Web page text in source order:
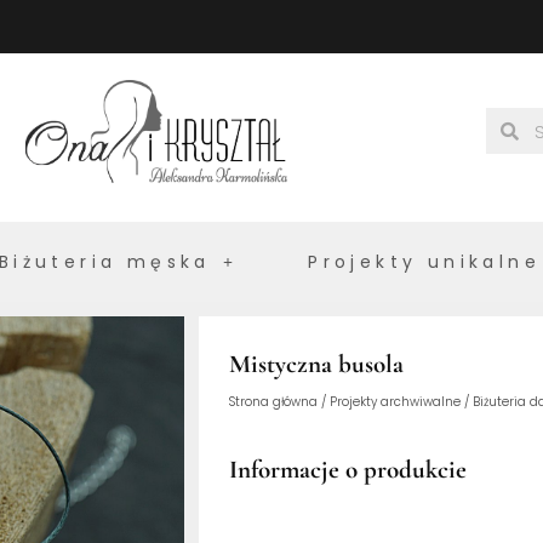
Search
Biżuteria męska Projekty unikalne
Mistyczna busola
Strona główna / Projekty archwiwalne / Biżuteria
Informacje o produkcie